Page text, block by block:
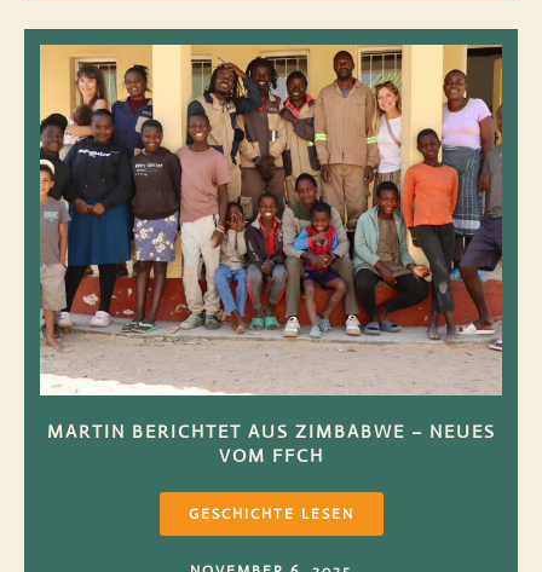
MARTIN BERICHTET AUS ZIMBABWE – NEUES
VOM FFCH
GESCHICHTE LESEN